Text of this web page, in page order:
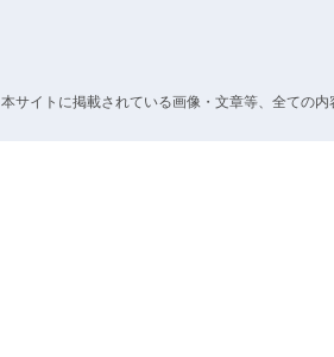
本サイトに掲載されている画像・文章等、全ての